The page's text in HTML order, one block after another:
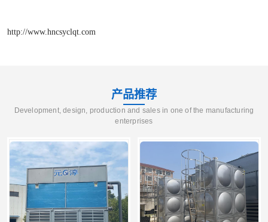
http://www.hncsyclqt.com
产品推荐
Development, design, production and sales in one of the manufacturing
enterprises